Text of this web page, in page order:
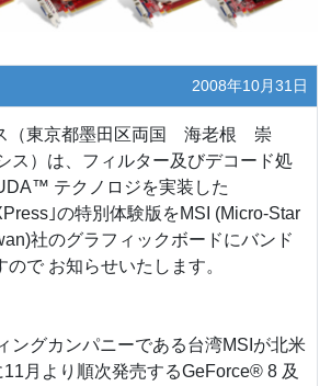
2008年10月31日
（東京都墨田区両国 海老根 崇
）は、フィルター及びデコード処
テクノロジを実装した
｣の特別体験版をMSI (Micro-Star
社のグラフィックボードにバンド
ので お知らせいたします。
ングカンパニーである台湾MSIが北米
月より順次発売するGeForce® 8 及